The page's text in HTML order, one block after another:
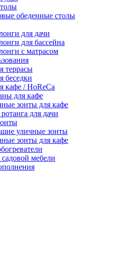
обеденные столы
для дачи
для бассейна
с матрасом
террасы
беседки
кафе / HoReCa
для кафе
зонты для кафе
для дачи
уличные зонты
зонты для кафе
мебели